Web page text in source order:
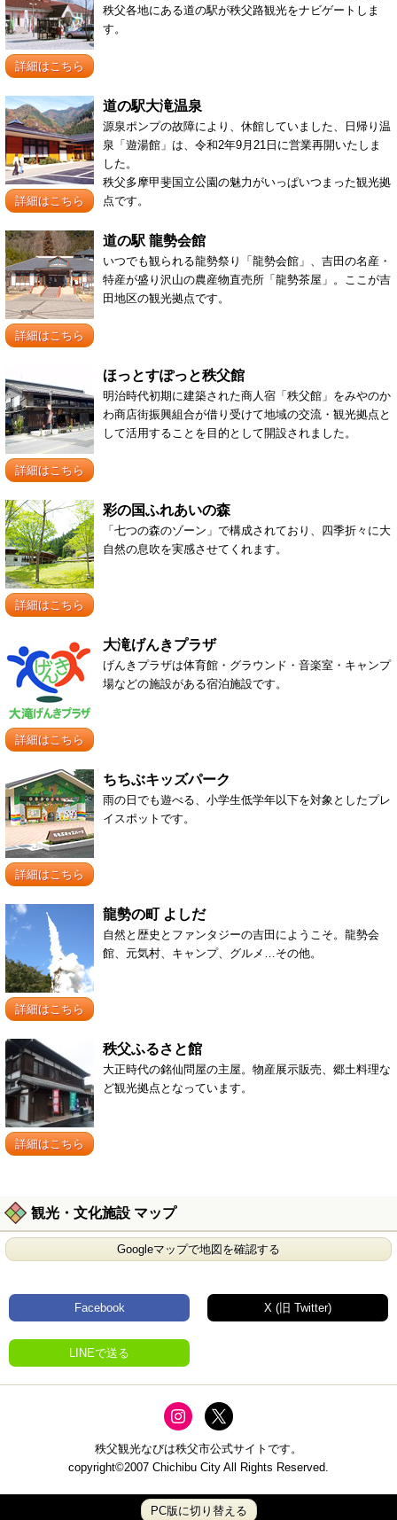
詳細はこちら
秩父各地にある道の駅が秩父路観光をナビゲートしま
す。
詳細はこちら
道の駅大滝温泉
源泉ポンプの故障により、休館していました、日帰り温
泉「遊湯館」は、令和2年9月21日に営業再開いたしま
した。
秩父多摩甲斐国立公園の魅力がいっぱいつまった観光拠
点です。
詳細はこちら
道の駅 龍勢会館
いつでも観られる龍勢祭り「龍勢会館」、吉田の名産・
特産が盛り沢山の農産物直売所「龍勢茶屋」。ここが吉
田地区の観光拠点です。
詳細はこちら
ほっとすぽっと秩父館
明治時代初期に建築された商人宿「秩父館」をみやのか
わ商店街振興組合が借り受けて地域の交流・観光拠点と
して活用することを目的として開設されました。
詳細はこちら
彩の国ふれあいの森
「七つの森のゾーン」で構成されており、四季折々に大
自然の息吹を実感させてくれます。
詳細はこちら
大滝げんきプラザ
げんきプラザは体育館・グラウンド・音楽室・キャンプ
場などの施設がある宿泊施設です。
詳細はこちら
ちちぶキッズパーク
雨の日でも遊べる、小学生低学年以下を対象としたプレ
イスポットです。
詳細はこちら
龍勢の町 よしだ
自然と歴史とファンタジーの吉田にようこそ。龍勢会
館、元気村、キャンプ、グルメ…その他。
詳細はこちら
秩父ふるさと館
大正時代の銘仙問屋の主屋。物産展示販売、郷土料理な
ど観光拠点となっています。
観光・文化施設 マップ
Googleマップで地図を確認する
Facebook X (旧 Twitter)
LINEで送る
秩父観光なびは秩父市公式サイトです。
copyright©2007 Chichibu City All Rights Reserved.
PC版に切り替える